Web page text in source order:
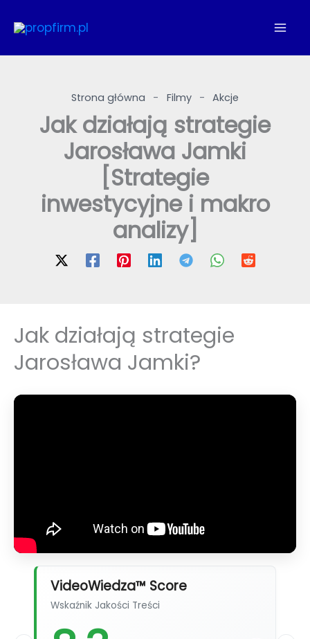
do
Strona główna - Filmy - Akcje
Jak działają strategie
Jarosława Jamki
[Strategie
inwestycyjne i makro
analizy]
Jak działają strategie
Jarosława Jamki?
VideoWiedza™ Score
Wskaźnik Jakości Treści